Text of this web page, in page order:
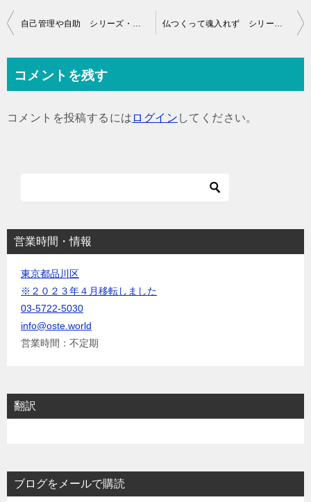
投
ビ
自己管理や自助 シリーズ・オステオパシー 仏つくって魂入れず シリーズ・オステオパシー
コメントを残す
コメントを投稿するには ログイン してください。
営業時間・情報
東京都品川区
※２０２３年４月移転しました
03-5722-5030
info@oste.world
営業時間：不定期
翻訳
ブログをメールで購読